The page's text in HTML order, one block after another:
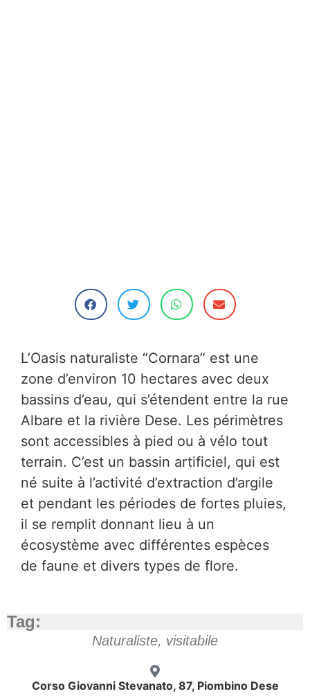
L’Oasis naturaliste “Cornara” est une
zone d’environ 10 hectares avec deux
bassins d’eau, qui s’étendent entre la rue
Albare et la rivière Dese. Les périmètres
sont accessibles à pied ou à vélo tout
terrain. C’est un bassin artificiel, qui est
né suite à l’activité d’extraction d’argile
et pendant les périodes de fortes pluies,
il se remplit donnant lieu à un
écosystème avec différentes espèces
de faune et divers types de flore.
Tag:
Naturaliste, visitabile
Corso Giovanni Stevanato, 87, Piombino Dese